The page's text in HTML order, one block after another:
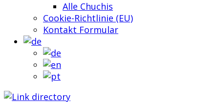
Alle Chuchis
Cookie-Richtlinie (EU)
Kontakt Formular